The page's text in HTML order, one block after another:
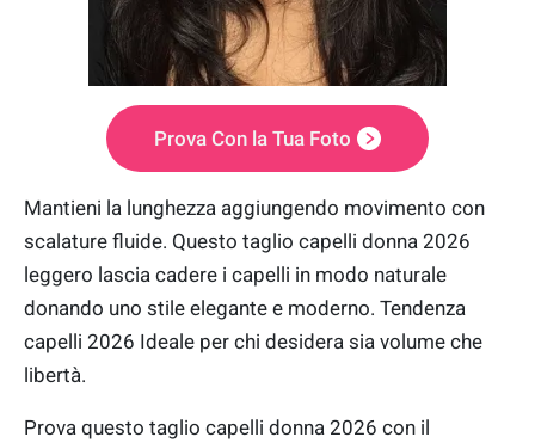
Prova Con la Tua Foto
Mantieni la lunghezza aggiungendo movimento con
scalature fluide. Questo taglio capelli donna 2026
leggero lascia cadere i capelli in modo naturale
donando uno stile elegante e moderno. Tendenza
capelli 2026 Ideale per chi desidera sia volume che
libertà.
Prova questo taglio capelli donna 2026 con il